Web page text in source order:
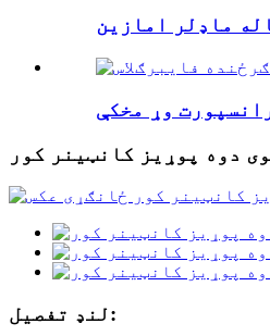
دوه پوړیز کانټینر کور
لنډ تفصیل: